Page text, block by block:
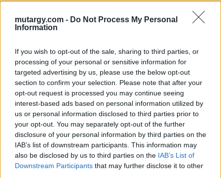
mutargy.com - Do Not Process My Personal
Information
If you wish to opt-out of the sale, sharing to third parties, or
processing of your personal or sensitive information for
targeted advertising by us, please use the below opt-out
section to confirm your selection. Please note that after your
opt-out request is processed you may continue seeing
interest-based ads based on personal information utilized by
us or personal information disclosed to third parties prior to
your opt-out. You may separately opt-out of the further
disclosure of your personal information by third parties on the
IAB’s list of downstream participants. This information may
also be disclosed by us to third parties on the IAB’s List of
Downstream Participants that may further disclose it to other
Eladó: Műgyűjtők Háza Kft.
Cím: Dudás Attila
Műgyűjtők Háza kft.
Budapest
1023.Bp. Zsigmond tér 11.
1023
Telefon: 18008123
Weboldal:
http://www.mugyujtokhaza.hu